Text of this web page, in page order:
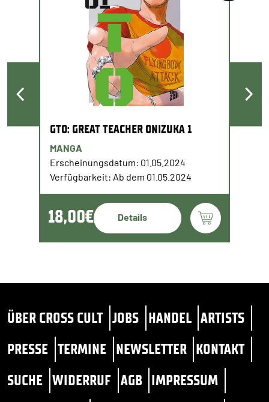
GTO: GREAT TEACHER ONIZUKA 1
MANGA
Erscheinungsdatum: 01.05.2024
Verfügbarkeit: Ab dem 01.05.2024
18,00€ Details
ÜBER CROSS CULT JOBS HANDEL ARTISTS
PRESSE TERMINE NEWSLETTER KONTAKT
SUCHE WIDERRUF AGB IMPRESSUM